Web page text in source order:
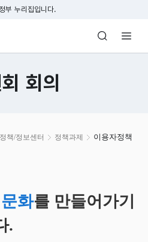
본문 바로가기
부 누리집입니다.
원회 Korea Media
회의
정책/정보센터 정책과제 이용자정책
화를 만들어가기
.